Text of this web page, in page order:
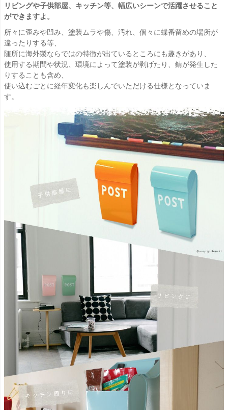
リビングや子供部屋、キッチン等、幅広いシーンで活躍させること
ができますよ。
所々に歪みや凹み、塗装ムラや傷、汚れ、個々に蝶番留めの場所が
違ったりする等、
随所に海外製ならではの特徴が出ているところにも趣きがあり、
使用する期間や状況、環境によって塗装が剥げたり、錆が発生した
りすることも含め、
使い込むごとに経年変化も楽しんでいただける仕様となっていま
す。